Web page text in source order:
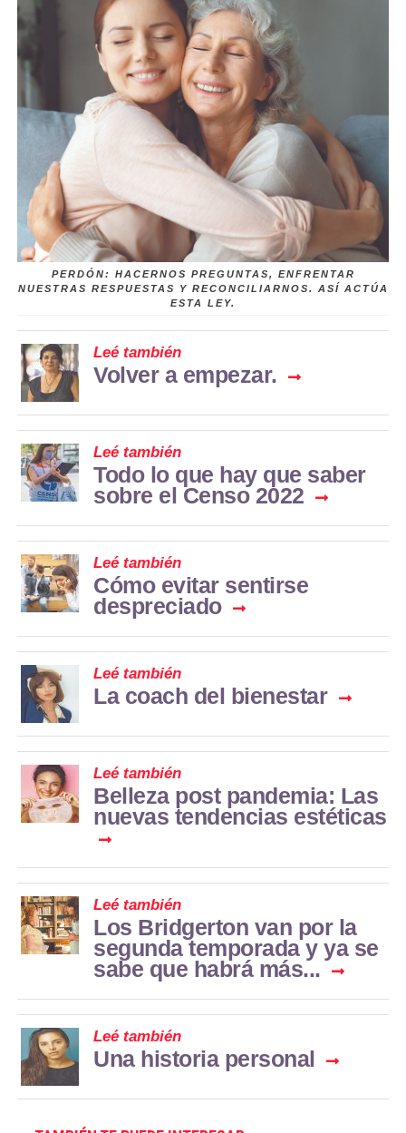
PERDÓN: HACERNOS PREGUNTAS, ENFRENTAR
NUESTRAS RESPUESTAS Y RECONCILIARNOS. ASÍ ACTÚA
ESTA LEY.
Leé también
Volver a empezar.
Leé también
Todo lo que hay que saber
sobre el Censo 2022
Leé también
Cómo evitar sentirse
despreciado
Leé también
La coach del bienestar
Leé también
Belleza post pandemia: Las
nuevas tendencias estéticas
Leé también
Los Bridgerton van por la
segunda temporada y ya se
sabe que habrá más...
Leé también
Una historia personal